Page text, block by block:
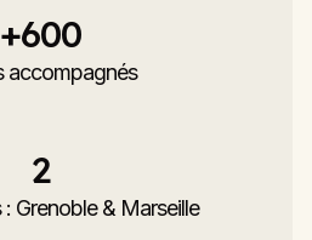
accompagnés
+600
Grenoble & Marseille
2